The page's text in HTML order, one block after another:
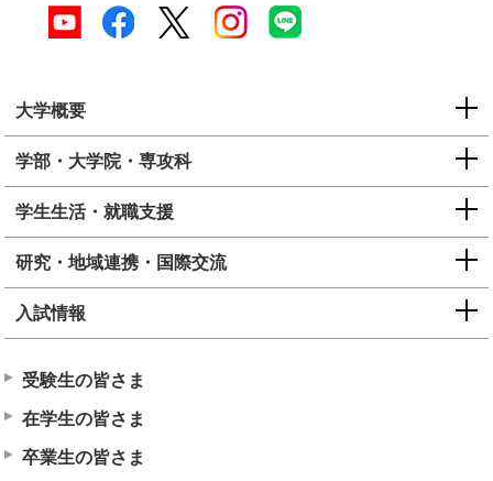
大学概要
学部・大学院・専攻科
学生生活・就職支援
研究・地域連携・国際交流
入試情報
受験生の皆さま
在学生の皆さま
卒業生の皆さま